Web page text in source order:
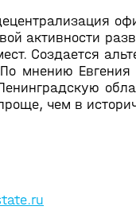
активности
Создается
мнению
чем в